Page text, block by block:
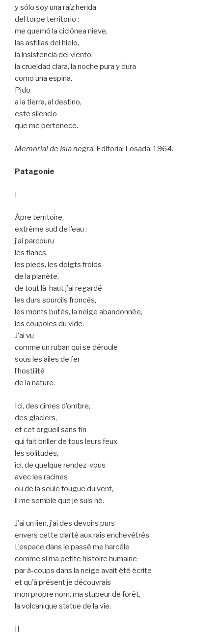
y sólo soy una raíz herida
del torpe territorio :
me quemó la ciclónea nieve,
las astillas del hielo,
la insistencia del viento,
la crueldad clara, la noche pura y dura
como una espina.
Pido
a la tierra, al destino,
este silencio
que me pertenece.
Memorial de Isla negra. Editorial Losada, 1964.
Patagonie
I
Âpre territoire,
extrême sud de l’eau :
j’ai parcouru
les flancs,
les pieds, les doigts froids
de la planète,
de tout là-haut j’ai regardé
les durs sourcils froncés,
les monts butés, la neige abandonnée,
les coupoles du vide.
J’ai vu
comme un ruban qui se déroule
sous les ailes de fer
l’hostilité
de la nature.
Ici, des cimes d’ombre,
des glaciers,
et cet orgueil sans fin
qui fait briller de tous leurs feux
les solitudes,
ici, de quelque rendez-vous
avec les racines
ou de la seule fougue du vent,
il me semble que je suis né.
J’ai un lien, j’ai des devoirs purs
envers cette clarté aux rais enchevêtrés.
L’espace dans le passé me harcèle
comme si ma petite histoire humaine
par à-coups dans la neige avait été écrite
et qu’à présent je découvrais
mon propre nom, ma stupeur de forêt,
la volcanique statue de la vie.
II